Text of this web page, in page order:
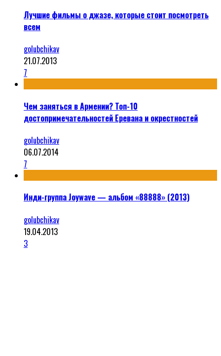
Лучшие фильмы о джазе, которые стоит посмотреть
всем
golubchikav
21.07.2013
7
Чем заняться в Армении? Топ-10
достопримечательностей Еревана и окрестностей
golubchikav
06.07.2014
7
Инди-группа Joywave — альбом «88888» (2013)
golubchikav
19.04.2013
3